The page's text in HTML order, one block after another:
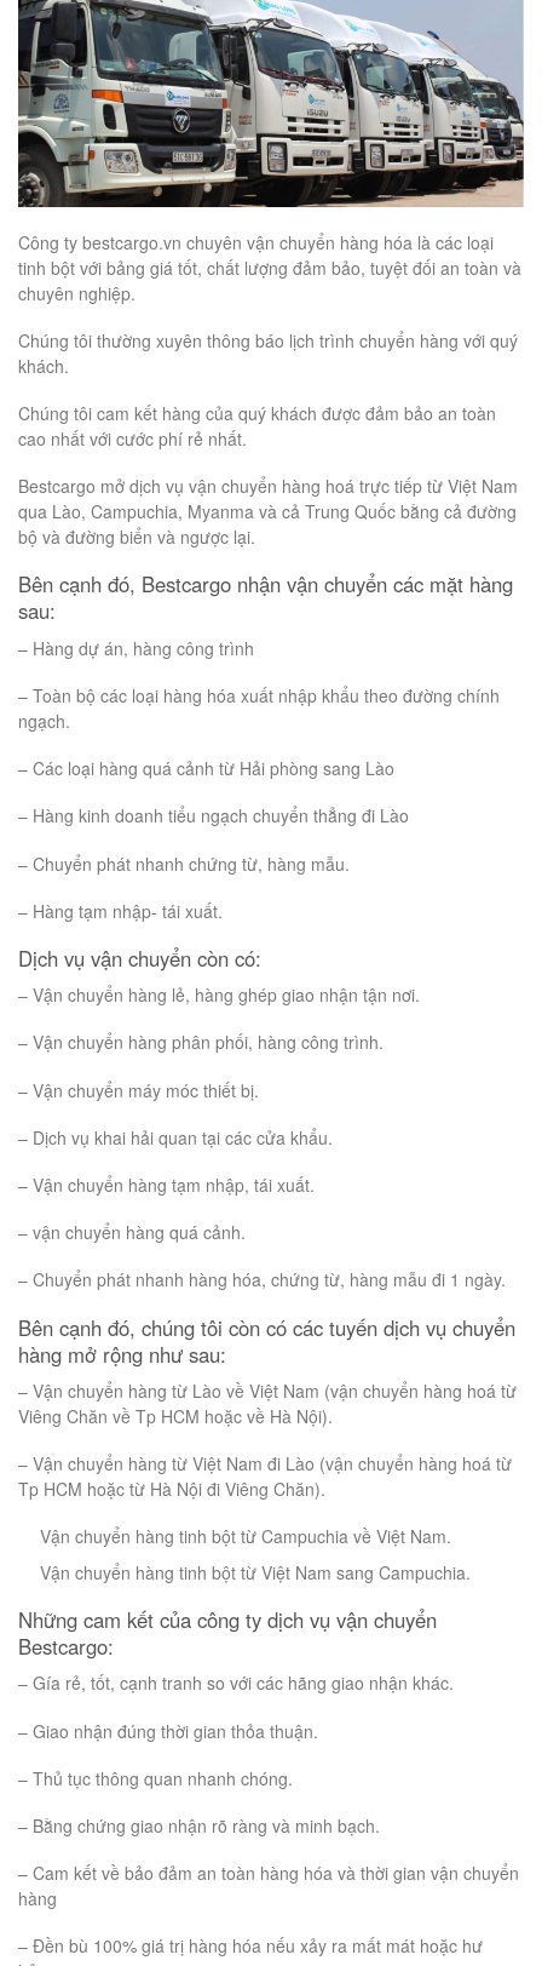
Công ty bestcargo.vn chuyên vận chuyển hàng hóa là các loại
tinh bột với bảng giá tốt, chất lượng đảm bảo, tuyệt đối an toàn và
chuyên nghiệp.
Chúng tôi thường xuyên thông báo lịch trình chuyển hàng với quý
khách.
Chúng tôi cam kết hàng của quý khách được đảm bảo an toàn
cao nhất với cước phí rẻ nhất.
Bestcargo mở dịch vụ vận chuyển hàng hoá trực tiếp từ Việt Nam
qua Lào, Campuchia, Myanma và cả Trung Quốc bằng cả đường
bộ và đường biển và ngược lại.
Bên cạnh đó, Bestcargo nhận vận chuyển các mặt hàng
sau:
– Hàng dự án, hàng công trình
– Toàn bộ các loại hàng hóa xuất nhập khẩu theo đường chính
ngạch.
– Các loại hàng quá cảnh từ Hải phòng sang Lào
– Hàng kinh doanh tiểu ngạch chuyển thẳng đi Lào
– Chuyển phát nhanh chứng từ, hàng mẫu.
– Hàng tạm nhập- tái xuất.
Dịch vụ vận chuyển còn có:
– Vận chuyển hàng lẻ, hàng ghép giao nhận tận nơi.
– Vận chuyển hàng phân phối, hàng công trình.
– Vận chuyển máy móc thiết bị.
– Dịch vụ khai hải quan tại các cửa khẩu.
– Vận chuyển hàng tạm nhập, tái xuất.
– vận chuyển hàng quá cảnh.
– Chuyển phát nhanh hàng hóa, chứng từ, hàng mẫu đi 1 ngày.
Bên cạnh đó, chúng tôi còn có các tuyến dịch vụ chuyển
hàng mở rộng như sau:
– Vận chuyển hàng từ Lào về Việt Nam (vận chuyển hàng hoá từ
Viêng Chăn về Tp HCM hoặc về Hà Nội).
– Vận chuyển hàng từ Việt Nam đi Lào (vận chuyển hàng hoá từ
Tp HCM hoặc từ Hà Nội đi Viêng Chăn).
Vận chuyển hàng tinh bột từ Campuchia về Việt Nam.
Vận chuyển hàng tinh bột từ Việt Nam sang Campuchia.
Những cam kết của công ty dịch vụ vận chuyển
Bestcargo:
– Gía rẻ, tốt, cạnh tranh so với các hãng giao nhận khác.
– Giao nhận đúng thời gian thỏa thuận.
– Thủ tục thông quan nhanh chóng.
– Bằng chứng giao nhận rõ ràng và minh bạch.
– Cam kết về bảo đảm an toàn hàng hóa và thời gian vận chuyển
hàng
– Đền bù 100% giá trị hàng hóa nếu xảy ra mất mát hoặc hư